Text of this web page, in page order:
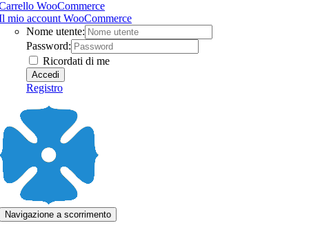
WooCommerce
mio account WooCommerce
Nome utente:
Password:
Ricordati di me
Registro
Navigazione a scorrimento